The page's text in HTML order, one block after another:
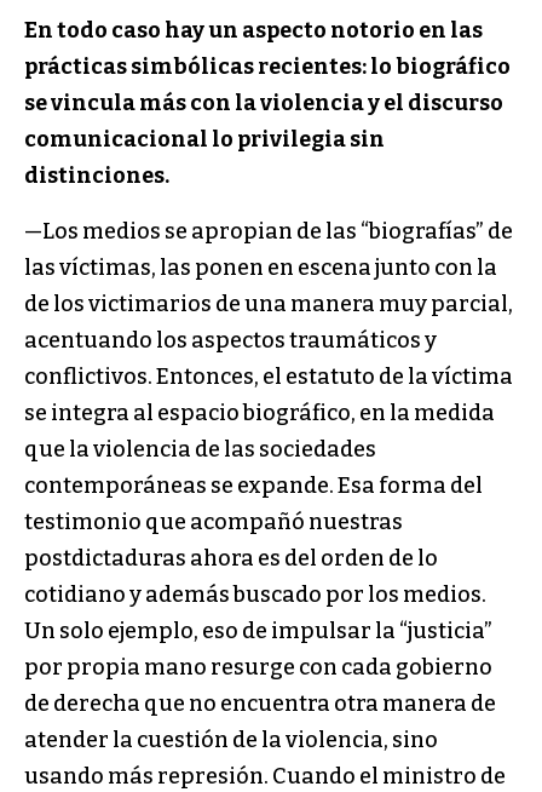
En todo caso hay un aspecto notorio en las
prácticas simbólicas recientes: lo biográfico
se vincula más con la violencia y el discurso
comunicacional lo privilegia sin
distinciones.
—Los medios se apropian de las “biografías” de
las víctimas, las ponen en escena junto con la
de los victimarios de una manera muy parcial,
acentuando los aspectos traumáticos y
conflictivos. Entonces, el estatuto de la víctima
se integra al espacio biográfico, en la medida
que la violencia de las sociedades
contemporáneas se expande. Esa forma del
testimonio que acompañó nuestras
postdictaduras ahora es del orden de lo
cotidiano y además buscado por los medios.
Un solo ejemplo, eso de impulsar la “justicia”
por propia mano resurge con cada gobierno
de derecha que no encuentra otra manera de
atender la cuestión de la violencia, sino
usando más represión. Cuando el ministro de